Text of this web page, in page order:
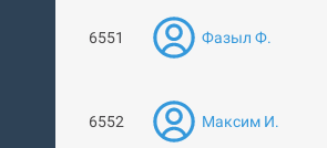
6551 Фазыл Ф.
6552 Максим И.